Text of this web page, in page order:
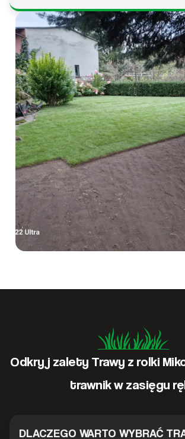
Odkryj zalety Trawy z rolki
trawnik w zasięgu
DLACZEGO WARTO WYBRAĆ